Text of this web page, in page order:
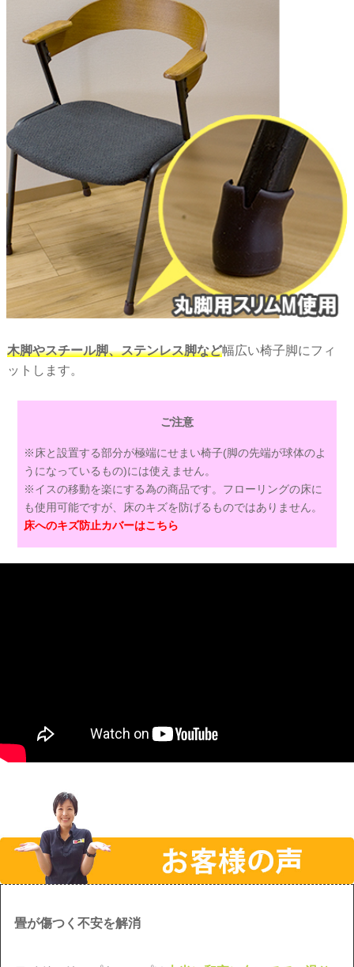
木脚やスチール脚、ステンレス脚など幅広い椅子脚にフィ
ットします。
ご注意
※床と設置する部分が極端にせまい椅子(脚の先端が球体のよ
うになっているもの)には使えません。
※イスの移動を楽にする為の商品です。フローリングの床に
も使用可能ですが、床のキズを防げるものではありません。
床へのキズ防止カバーはこちら
畳が傷つく不安を解消